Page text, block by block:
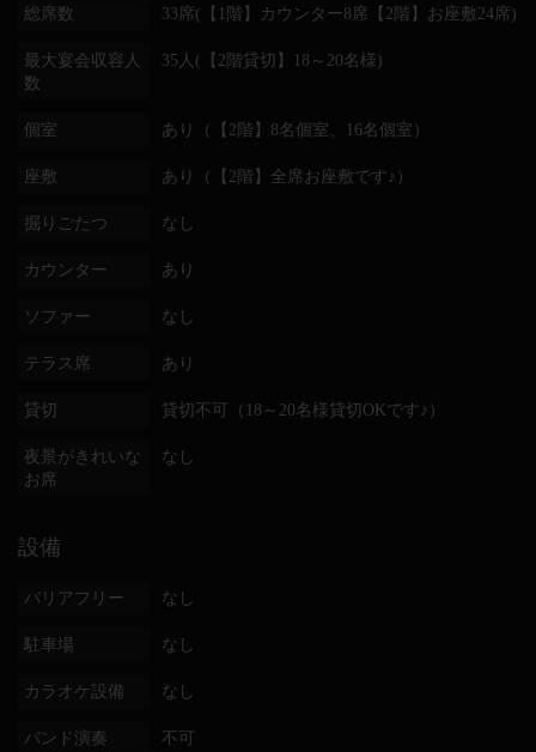
総席数 33席(【1階】カウンター8席【2階】お座敷24席)
最大宴会収容人
数
35人(【2階貸切】18～20名様)
個室 あり（【2階】8名個室、16名個室）
座敷 あり（【2階】全席お座敷です♪）
掘りごたつ なし
カウンター あり
ソファー なし
テラス席 あり
貸切 貸切不可（18～20名様貸切OKです♪）
夜景がきれいな
お席
なし
設備
バリアフリー なし
駐車場 なし
カラオケ設備 なし
バンド演奏 不可